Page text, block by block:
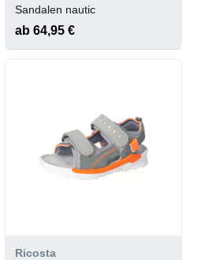
Sandalen nautic
ab 64,95 €
Ricosta